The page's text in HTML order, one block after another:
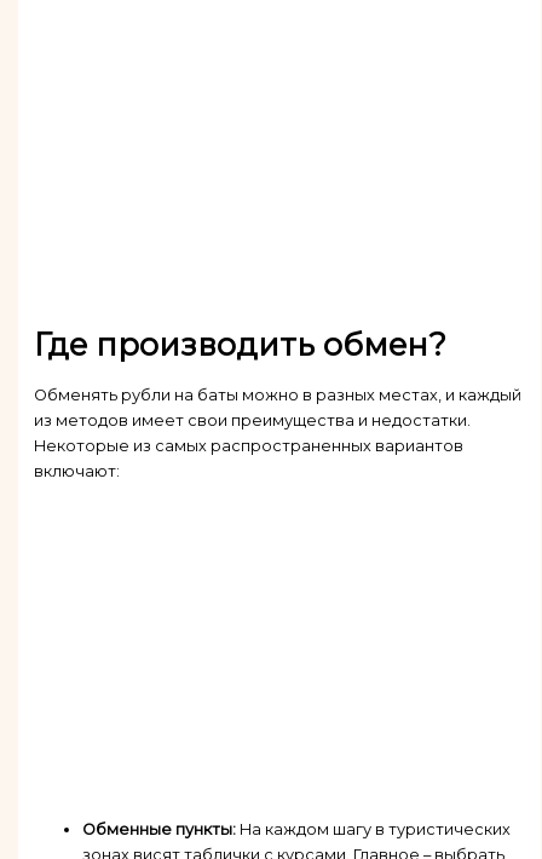
Где производить обмен?
Обменять рубли на баты можно в разных местах, и каждый
из методов имеет свои преимущества и недостатки.
Некоторые из самых распространенных вариантов
включают:
Обменные пункты:На каждом шагу в туристических
зонах висят таблички с курсами. Главное – выбрать